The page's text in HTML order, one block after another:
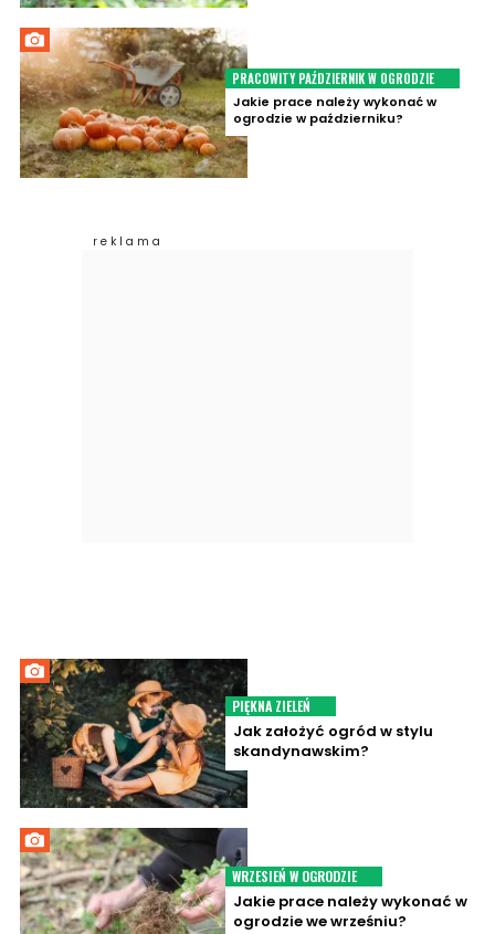
PRACOWITY PAŹDZIERNIK W OGRODZIE
Jakie prace należy wykonać w
ogrodzie w październiku?
PIĘKNA ZIELEŃ
Jak założyć ogród w stylu
skandynawskim?
WRZESIEŃ W OGRODZIE
Jakie prace należy wykonać w
ogrodzie we wrześniu?